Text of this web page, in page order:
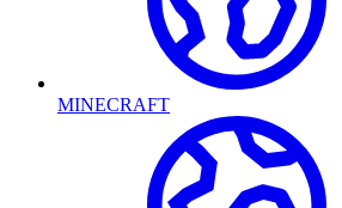
MINECRAFT